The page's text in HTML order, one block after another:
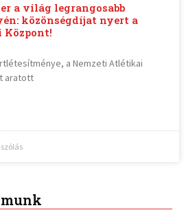
a világ legrangosabb
közönségdíjat nyert a
a Nemzeti Atlétikai
aratott